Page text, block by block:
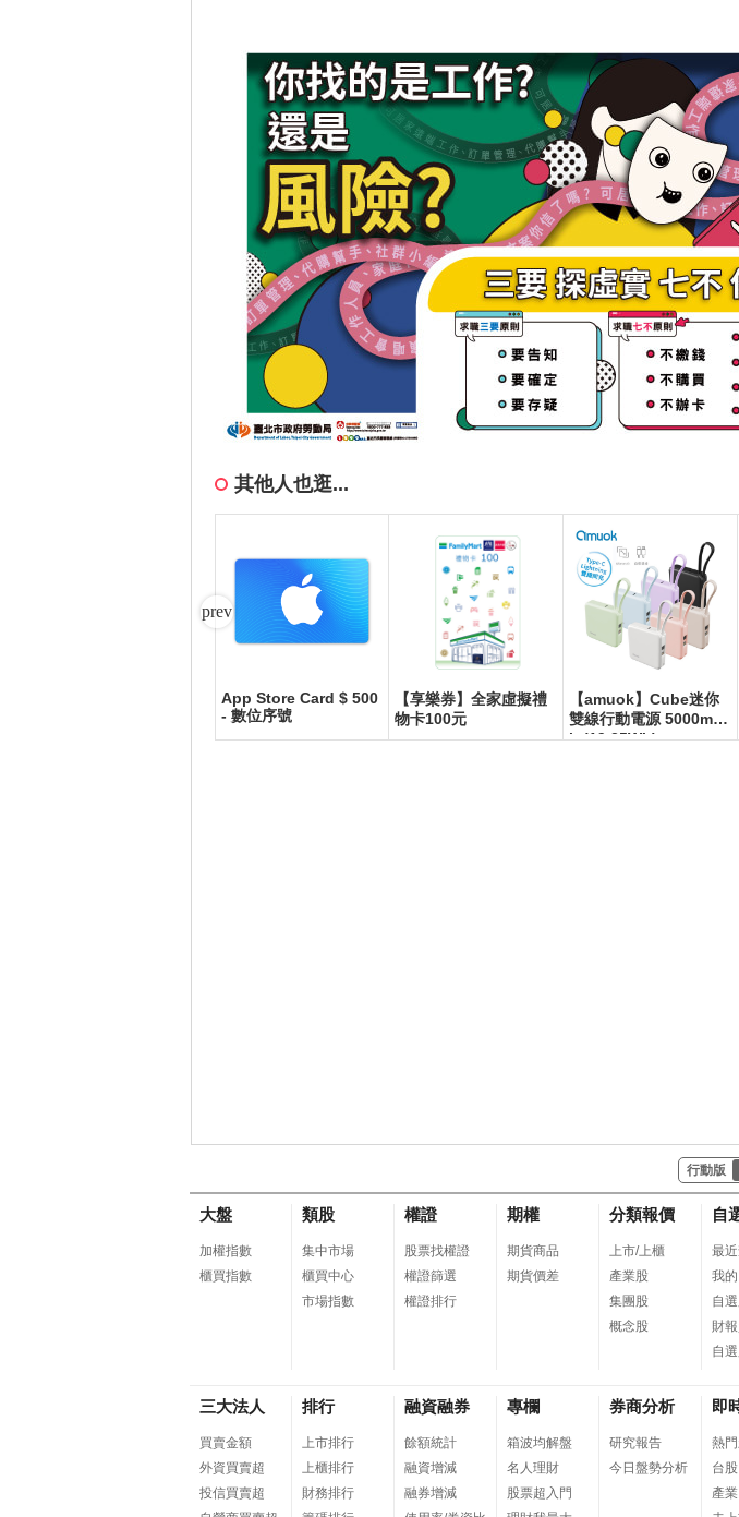
其他人也逛...
App Store Card $ 500
- 數位序號
【享樂券】全家虛擬禮
物卡100元
【amuok】Cube迷你
雙線行動電源 5000mA
h (19.25Wh)
行動版
大盤
加權指數
櫃買指數
類股
集中市場
櫃買中心
市場指數
權證
股票找權證
權證篩選
權證排行
期權
期貨商品
期貨價差
分類報價
上市/上櫃
產業股
集團股
概念股
自
最
我
自
財
自
三大法人
買賣金額
外資買賣超
投信買賣超
排行
上市排行
上櫃排行
財務排行
融資融券
餘額統計
融資增減
融券增減
專欄
箱波均解盤
名人理財
股票超入門
券商分析
研究報告
今日盤勢分析
即
熱
台股
產業